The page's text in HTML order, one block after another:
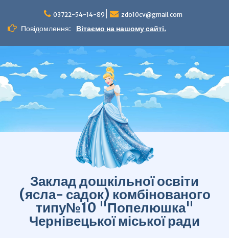
вмісту
03722-54-14-89 zdo10cv@gmail.com
Повідомлення: Вітаємо на нашому сайті.
Заклад дошкільної освіти
(ясла- садок) комбінованого
типу№10 "Попелюшка"
Чернівецької міської ради